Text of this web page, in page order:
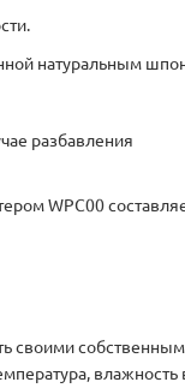
натуральным
разбавления
WPC00
своими
влажность